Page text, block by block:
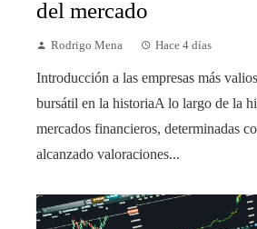
del mercado
Rodrigo Mena Hace 4 días
Introducción a las empresas más
bursátil en la historiaA lo largo de la
mercados financieros, determinadas
alcanzado valoraciones...